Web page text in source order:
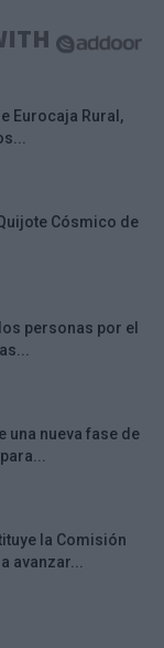
Eurocaja Rural,
Cósmico de
personas por el
una nueva fase de
la Comisión
avanzar...